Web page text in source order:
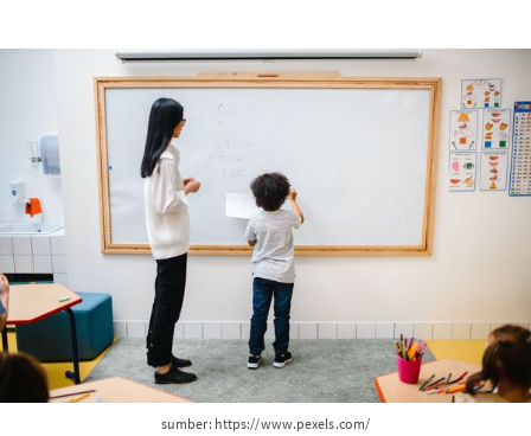
sumber: https://www.pexels.com/